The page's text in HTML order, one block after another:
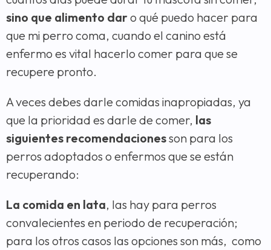
sino que alimento daro qué puedo hacer para
que mi perro coma, cuando el canino está
enfermo es vital hacerlo comer para que se
recupere pronto.
A veces debes darle comidas inapropiadas, ya
que la prioridad es darle de comer, las
siguientes recomendacionesson para los
perros adoptados o enfermos que se están
recuperando:
La comida en lata, las hay para perros
convalecientes en periodo de recuperación;
para los otros casos las opciones son más, como